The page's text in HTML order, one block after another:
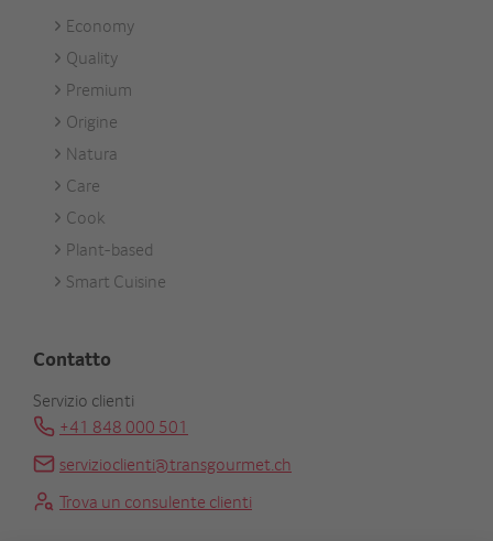
Footer
Unsere
Marken
Economy
Quality
Premium
Origine
Natura
Care
Cook
Plant-based
Smart Cuisine
Contatto
Servizio clienti
+41 848 000 501
servizioclienti@transgourmet.ch
Trova un consulente clienti